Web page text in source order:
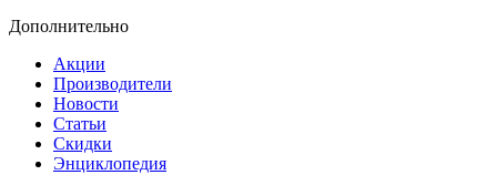
Дополнительно
Акции
Производители
Новости
Статьи
Скидки
Энциклопедия